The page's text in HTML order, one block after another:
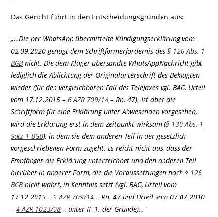
Das Gericht führt in den Entscheidungsgründen aus:
„…Die per WhatsApp übermittelte Kündigungserklärung vom
02.09.2020 genügt dem Schriftformerfordernis des§ 126 Abs. 1
BGBnicht. Die dem Kläger übersandte WhatsAppNachricht gibt
lediglich die Ablichtung der Originalunterschrift des Beklagten
wieder (für den vergleichbaren Fall des Telefaxes vgl. BAG, Urteil
vom 17.12.2015 – 6 AZR 709/14 – Rn. 47). Ist aber die
Schriftform für eine Erklärung unter Abwesenden vorgesehen,
wird die Erklärung erst in dem Zeitpunkt wirksam (§ 130 Abs. 1
Satz 1 BGB), in dem sie dem anderen Teil in der gesetzlich
vorgeschriebenen Form zugeht. Es reicht nicht aus, dass der
Empfänger die Erklärung unterzeichnet und den anderen Teil
hierüber in anderer Form, die die Voraussetzungen nach§ 126
BGBnicht wahrt, in Kenntnis setzt (vgl. BAG, Urteil vom
17.12.2015 – 6 AZR 709/14 – Rn. 47 und Urteil vom 07.07.2010
–4 AZR 1023/08 – unter II. 1. der Gründe)…“